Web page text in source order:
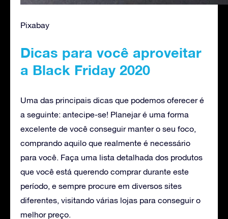
Pixabay
Dicas para você aproveitar
a Black Friday 2020
Uma das principais dicas que podemos oferecer é
a seguinte: antecipe-se! Planejar é uma forma
excelente de você conseguir manter o seu foco,
comprando aquilo que realmente é necessário
para você. Faça uma lista detalhada dos produtos
que você está querendo comprar durante este
período, e sempre procure em diversos sites
diferentes, visitando várias lojas para conseguir o
melhor preço.